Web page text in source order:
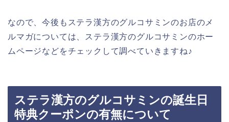
なので、今後もステラ漢方のグルコサミンのお店のメ
ルマガについては、ステラ漢方のグルコサミンのホー
ムページなどをチェックして調べていきますね♪
ステラ漢方のグルコサミンの誕生日
特典クーポンの有無について